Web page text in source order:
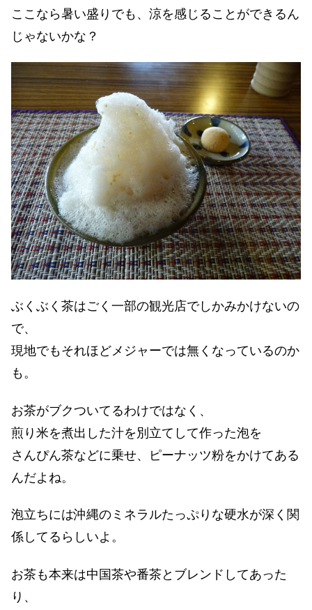
ここなら暑い盛りでも、涼を感じることができるん
じゃないかな？
ぶくぶく茶はごく一部の観光店でしかみかけないの
で、
現地でもそれほどメジャーでは無くなっているのか
も。
お茶がブクついてるわけではなく、
煎り米を煮出した汁を別立てして作った泡を
さんぴん茶などに乗せ、ピーナッツ粉をかけてある
んだよね。
泡立ちには沖縄のミネラルたっぷりな硬水が深く関
係してるらしいよ。
お茶も本来は中国茶や番茶とブレンドしてあった
り、